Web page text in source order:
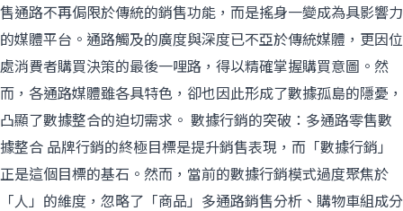
售通路不再侷限於傳統的銷售功能，而是搖身一變成為具影響力
的媒體平台。通路觸及的廣度與深度已不亞於傳統媒體，更因位
處消費者購買決策的最後一哩路，得以精確掌握購買意圖。然
而，各通路媒體雖各具特色，卻也因此形成了數據孤島的隱憂，
凸顯了數據整合的迫切需求。 數據行銷的突破：多通路零售數
據整合 品牌行銷的終極目標是提升銷售表現，而「數據行銷」
正是這個目標的基石。然而，當前的數據行銷模式過度聚焦於
「人」的維度，忽略了「商品」多通路銷售分析、購物車組成分